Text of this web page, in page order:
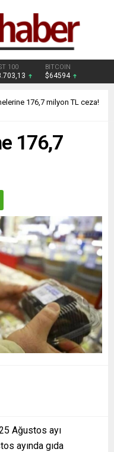
100 BITCOIN
$64594
176,7 milyon TL ceza!
176,7
Ağustos ayı
ayında gıda